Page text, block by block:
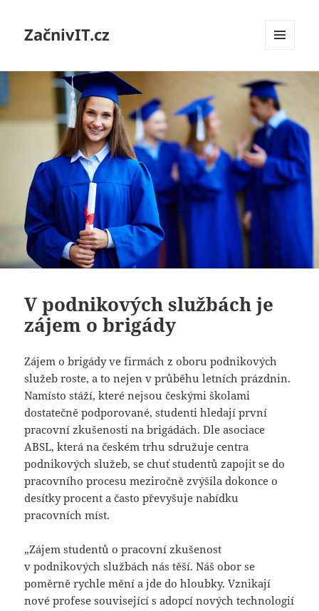
ZačnivIT.cz
WIDGETY
V podnikových službách je
zájem o brigády
Zájem o brigády ve firmách z oboru podnikových
služeb roste, a to nejen v průběhu letních prázdnin.
Namísto stáží, které nejsou českými školami
dostatečně podporované, studenti hledají první
pracovní zkušenosti na brigádách. Dle asociace
ABSL, která na českém trhu sdružuje centra
podnikových služeb, se chuť studentů zapojit se do
pracovního procesu meziročně zvýšila dokonce o
desítky procent a často převyšuje nabídku
pracovních míst.
„Zájem studentů o pracovní zkušenost
v podnikových službách nás těší. Náš obor se
poměrně rychle mění a jde do hloubky. Vznikají
nové profese související s adopcí nových technologií